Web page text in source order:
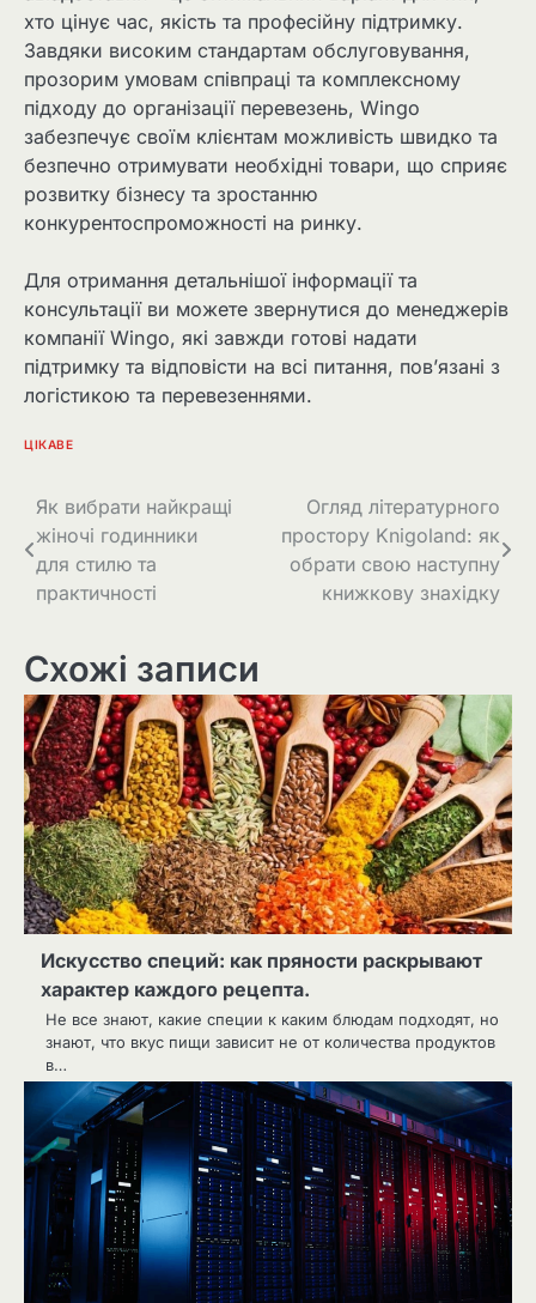
хто цінує час, якість та професійну підтримку.
Завдяки високим стандартам обслуговування,
прозорим умовам співпраці та комплексному
підходу до організації перевезень, Wingo
забезпечує своїм клієнтам можливість швидко та
безпечно отримувати необхідні товари, що сприяє
розвитку бізнесу та зростанню
конкурентоспроможності на ринку.
Для отримання детальнішої інформації та
консультації ви можете звернутися до менеджерів
компанії Wingo, які завжди готові надати
підтримку та відповісти на всі питання, пов’язані з
логістикою та перевезеннями.
ЦІКАВЕ
Навігація
записів
Як вибрати найкращі
жіночі годинники
для стилю та
практичності
Огляд літературного
простору Knigoland: як
обрати свою наступну
книжкову знахідку
Схожі записи
Искусство специй: как пряности раскрывают
характер каждого рецепта.
Не все знают, какие специи к каким блюдам подходят, но
знают, что вкус пищи зависит не от количества продуктов
в…